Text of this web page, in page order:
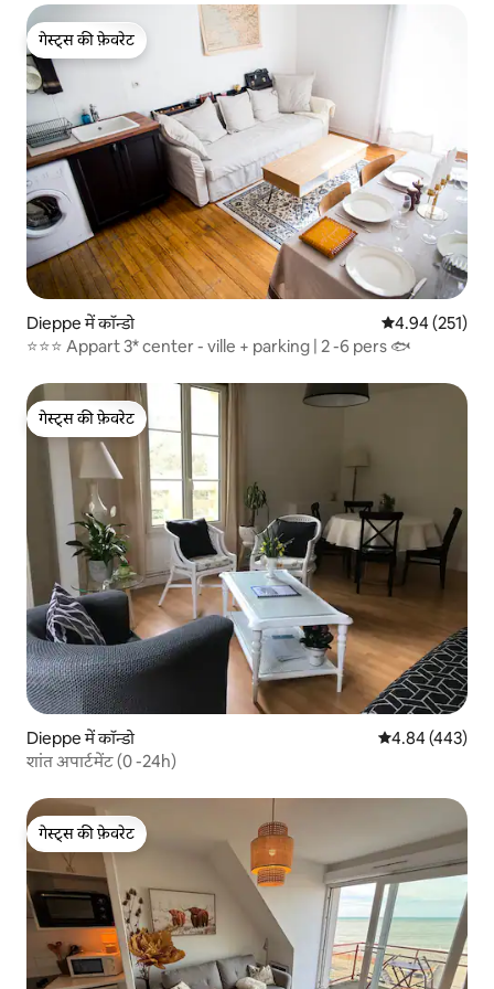
गेस्ट्स की फ़ेवरेट
गेस्ट्स की फ़ेवरेट
Dieppe में कॉन्डो औसत रेटिंग 5 में से
4.94 (251)
⭐⭐⭐ Appart 3* center - ville + parking | 2 -6 pers 🐟
गेस्ट्स की फ़ेवरेट
गेस्ट्स की फ़ेवरेट
Dieppe में कॉन्डो औसत रेटिंग 5 में से
4.84 (443)
शांत अपार्टमेंट (0 -24h)
गेस्ट्स की फ़ेवरेट
गेस्ट्स की फ़ेवरेट